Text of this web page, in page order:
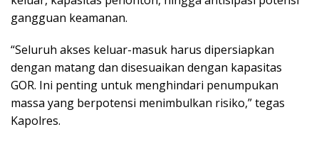
gangguan keamanan.
“Seluruh akses keluar-masuk harus dipersiapkan
dengan matang dan disesuaikan dengan kapasitas
GOR. Ini penting untuk menghindari penumpukan
massa yang berpotensi menimbulkan risiko,” tegas
Kapolres.